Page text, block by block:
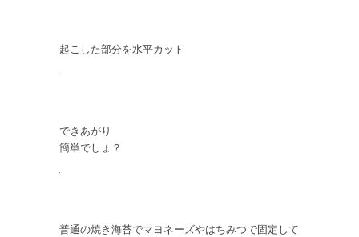
起こした部分を水平カット
できあがり
簡単でしょ？
普通の焼き海苔でマヨネーズやはちみつで固定して